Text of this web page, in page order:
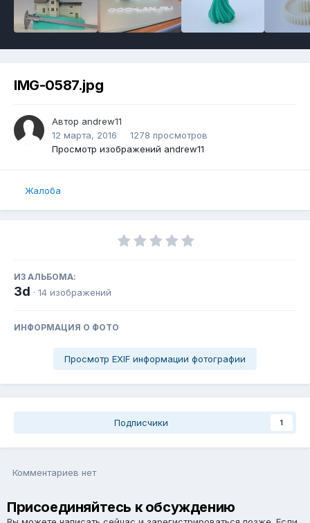
IMG-0587.jpg
Автор andrew11
12 марта, 2016
1278 просмотров
Просмотр изображений andrew11
Жалоба
ИЗ АЛЬБОМА:
3d · 14 изображений
ИНФОРМАЦИЯ О ФОТО
Просмотр EXIF информации фотографии
Подписчики 1
Комментариев нет
Присоединяйтесь к обсуждению